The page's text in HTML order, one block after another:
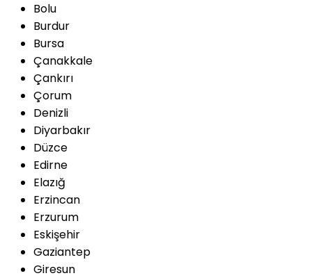
Bolu
Burdur
Bursa
Çanakkale
Çankırı
Çorum
Denizli
Diyarbakır
Düzce
Edirne
Elazığ
Erzincan
Erzurum
Eskişehir
Gaziantep
Giresun